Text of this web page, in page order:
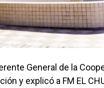
General de la
y explicó a FM EL